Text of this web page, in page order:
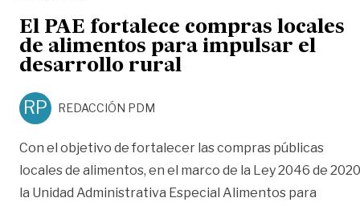
El PAE fortalece compras locales
de alimentos para impulsar el
desarrollo rural
RP REDACCIÓN PDM
Con el objetivo de fortalecer las compras públicas
locales de alimentos, en el marco de la Ley 2046 de
la Unidad Administrativa Especial Alimentos para